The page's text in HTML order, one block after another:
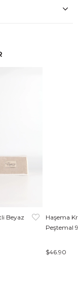
Beyaz
Haşema
Peştemal
$46.90